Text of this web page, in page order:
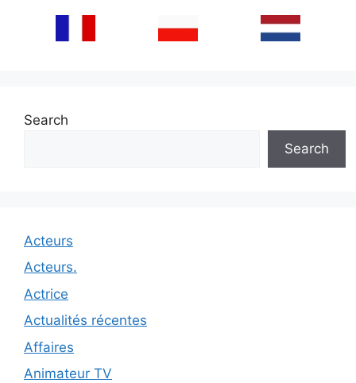
Search
Search
Acteurs
Acteurs.
Actrice
Actualités récentes
Affaires
Animateur TV